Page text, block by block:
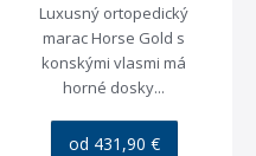
Luxusný ortopedický
marac Horse Gold s
konskými vlasmi má
horné dosky...
od 431,90 €